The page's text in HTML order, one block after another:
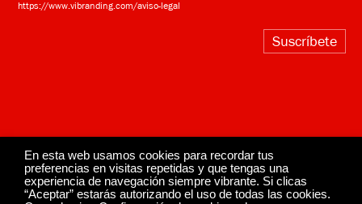
https://www.vibranding.com/aviso-legal
Suscríbete
En esta web usamos cookies para recordar tus
preferencias en visitas repetidas y que tengas una
experiencia de navegación siempre vibrante. Si clicas
“Aceptar” estarás autorizando el uso de todas las cookies.